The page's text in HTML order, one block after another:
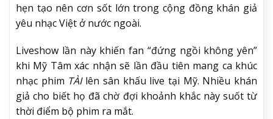
hẹn tạo nên cơn sốt lớn trong cộng đồng khán giả
yêu nhạc Việt ở nước ngoài.
Liveshow lần này khiến fan “đứng ngồi không yên”
khi Mỹ Tâm xác nhận sẽ lần đầu tiên mang ca khúc
nhạc phim TÀIlên sân khấu live tại Mỹ. Nhiều khán
giả cho biết họ đã chờ đợi khoảnh khắc này suốt từ
thời điểm bộ phim ra mắt.